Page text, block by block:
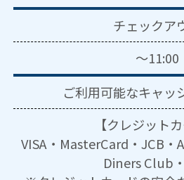
チェックア
～11:00
ご利用可能なキャッ
【クレジットカ
VISA・MasterCard・JCB・
Diners Club